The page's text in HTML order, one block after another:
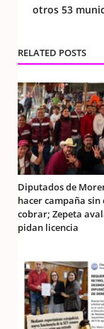
otros 53
RELATED POSTS
Diputados de
hacer campaña sin
cobrar; Zepeta
pidan licencia